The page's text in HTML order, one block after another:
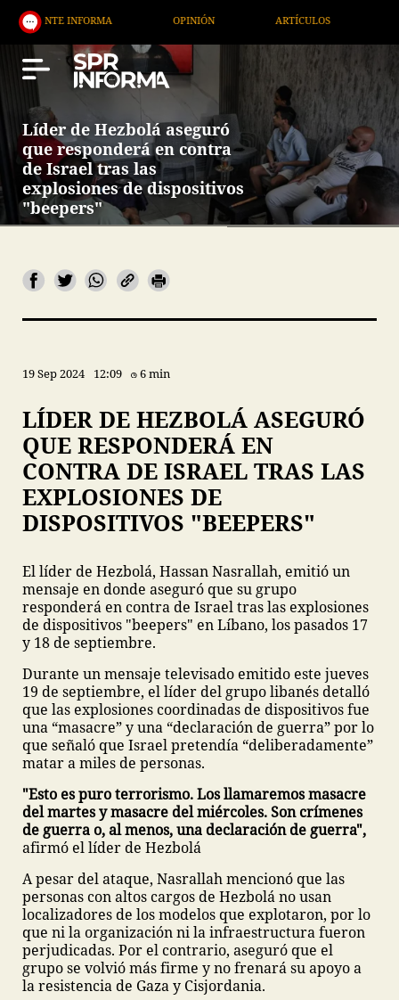
INFORMA ARTÍCULOS
Líder de Hezbolá aseguró
que responderá en contra
de Israel tras las
explosiones de dispositivos
"beepers"
19 Sep 2024 12:09 6 min
LÍDER DE HEZBOLÁ ASEGURÓ
QUE RESPONDERÁ EN
CONTRA DE ISRAEL TRAS LAS
EXPLOSIONES DE
DISPOSITIVOS "BEEPERS"
El líder de Hezbolá, Hassan Nasrallah, emitió un
mensaje en donde aseguró que su grupo
responderá en contra de Israel tras las explosiones
de dispositivos "beepers" en Líbano, los pasados 17
y 18 de septiembre.
Durante un mensaje televisado emitido este jueves
19 de septiembre, el líder del grupo libanés detalló
que las explosiones coordinadas de dispositivos fue
una “masacre” y una “declaración de guerra” por lo
que señaló que Israel pretendía “deliberadamente”
matar a miles de personas.
"Esto es puro terrorismo. Los llamaremos masacre
del martes y masacre del miércoles. Son crímenes
de guerra o, al menos, una declaración de guerra",
afirmó el líder de Hezbolá
A pesar del ataque, Nasrallah mencionó que las
personas con altos cargos de Hezbolá no usan
localizadores de los modelos que explotaron, por lo
que ni la organización ni la infraestructura fueron
perjudicadas. Por el contrario, aseguró que el
grupo se volvió más firme y no frenará su apoyo a
la resistencia de Gaza y Cisjordania.